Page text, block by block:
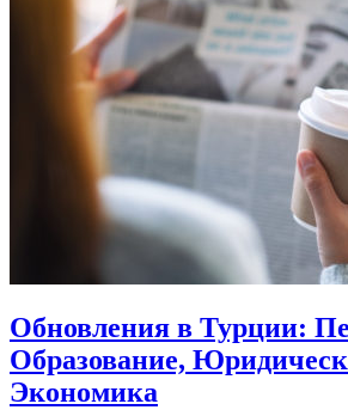
Обновления в Турции:
Образование,
Экономика